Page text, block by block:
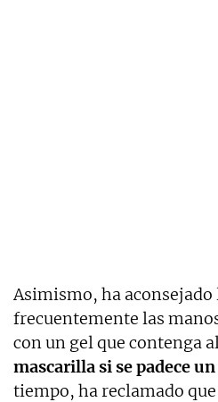
Asimismo, ha
frecuentemente las
con un gel que contenga
mascarilla si se padece
tiempo, ha reclamado